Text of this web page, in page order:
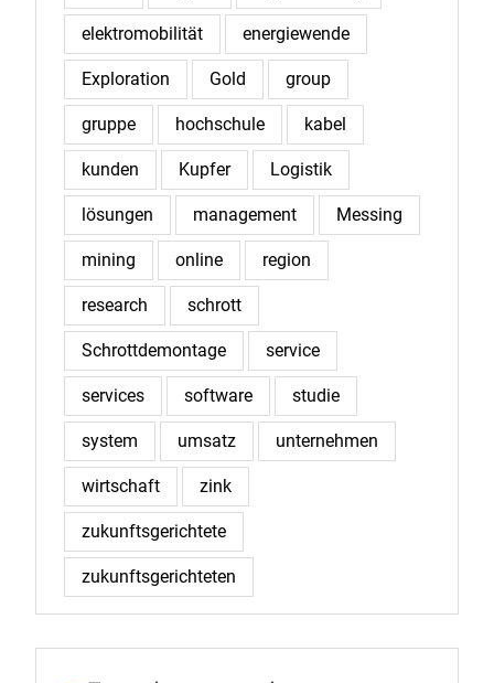
elektromobilität energiewende
Exploration Gold group
gruppe hochschule kabel
kunden Kupfer Logistik
lösungen management Messing
mining online region
research schrott
Schrottdemontage service
services software studie
system umsatz unternehmen
wirtschaft zink
zukunftsgerichtete
zukunftsgerichteten